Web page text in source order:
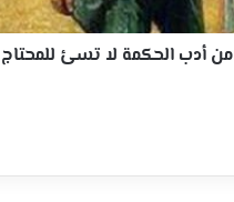
من أدب الحكمة لا تسئ للمحتاج